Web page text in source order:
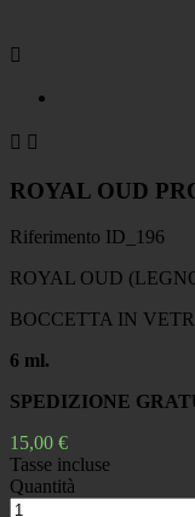

 
ROYAL OUD
Riferimento ID_196
ROYAL OUD
BOCCETTA IN
6 ml.
SPEDIZIONE
15,00 €
Tasse incluse
Quantità